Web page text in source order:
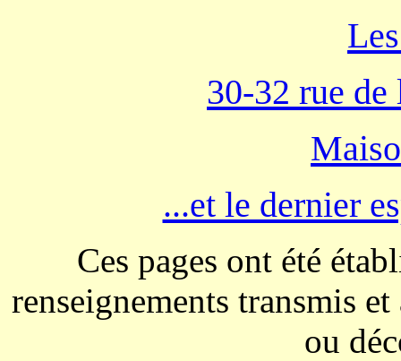
30-32 rue
...et le dernier
Ces pages ont été
renseignements transmis
ou